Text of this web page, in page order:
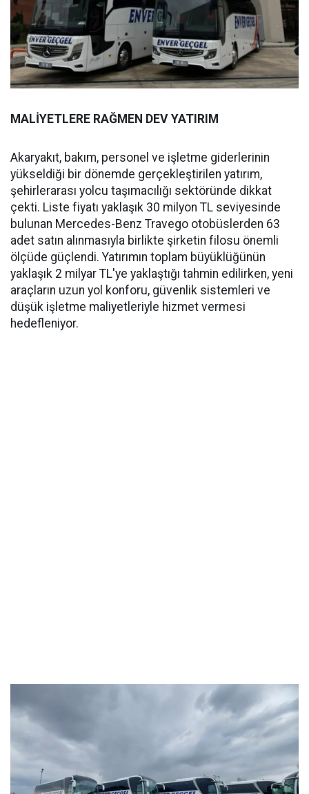
MALİYETLERE RAĞMEN DEV YATIRIM
Akaryakıt, bakım, personel ve işletme giderlerinin
yükseldiği bir dönemde gerçekleştirilen yatırım,
şehirlerarası yolcu taşımacılığı sektöründe dikkat
çekti. Liste fiyatı yaklaşık 30 milyon TL seviyesinde
bulunan Mercedes-Benz Travego otobüslerden 63
adet satın alınmasıyla birlikte şirketin filosu önemli
ölçüde güçlendi. Yatırımın toplam büyüklüğünün
yaklaşık 2 milyar TL'ye yaklaştığı tahmin edilirken, yeni
araçların uzun yol konforu, güvenlik sistemleri ve
düşük işletme maliyetleriyle hizmet vermesi
hedefleniyor.